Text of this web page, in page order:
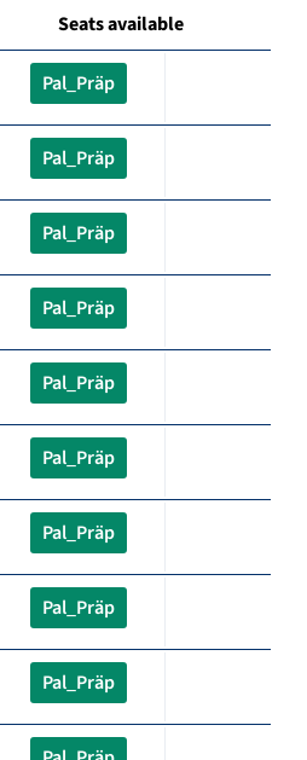
Seats available
Pal_Präp
Pal_Präp
Pal_Präp
Pal_Präp
Pal_Präp
Pal_Präp
Pal_Präp
Pal_Präp
Pal_Präp